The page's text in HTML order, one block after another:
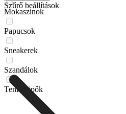
Mokaszinok
Papucsok
Sneakerek
Szandálok
Teniszcipők
Szűrő beállítások